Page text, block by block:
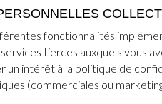
fonctionnalités
tierces auxquels vous
intérêt à la politique de
(commerciales ou